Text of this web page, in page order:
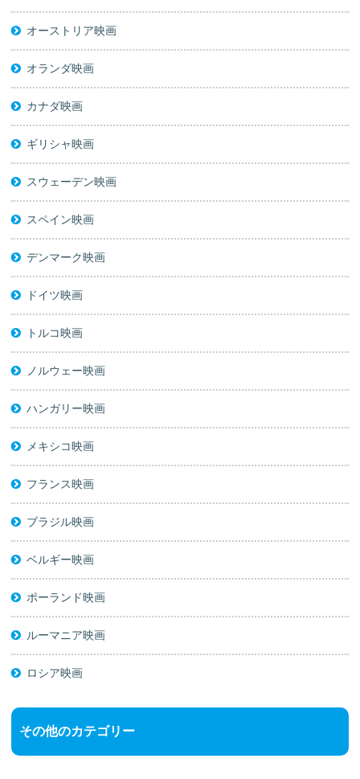
オーストリア映画
オランダ映画
カナダ映画
ギリシャ映画
スウェーデン映画
スペイン映画
デンマーク映画
ドイツ映画
トルコ映画
ノルウェー映画
ハンガリー映画
メキシコ映画
フランス映画
ブラジル映画
ベルギー映画
ポーランド映画
ルーマニア映画
ロシア映画
その他のカテゴリー